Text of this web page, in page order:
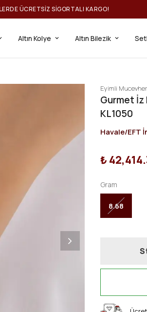
ÜCRETSIZ SIGORTALI KARGO!
Altın Kolye Altın Bilezik
Eyimli
Gurmet İz
KL1050
Havale/EFT
₺
Gram
8.68